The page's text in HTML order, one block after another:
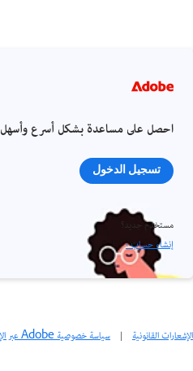
احصل على مساعدة بشكل أسرع وأسهل
تسجيل الدخول
مستخدم جديد؟
إنشاء حساب ›
الإشعارات القانونية | سياسة خصوصية Adobe عبر الإنترنت